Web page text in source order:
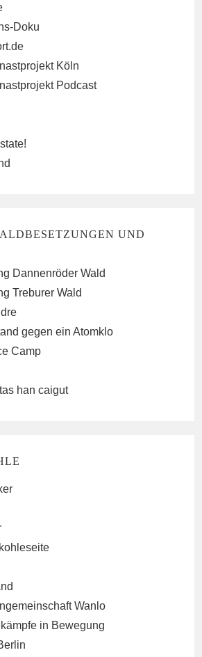
Doku
Köln
Podcast
UND
Dannenröder Wald
Treburer Wald
gegen ein Atomklo
Camp
han caigut
Wanlo
in Bewegung